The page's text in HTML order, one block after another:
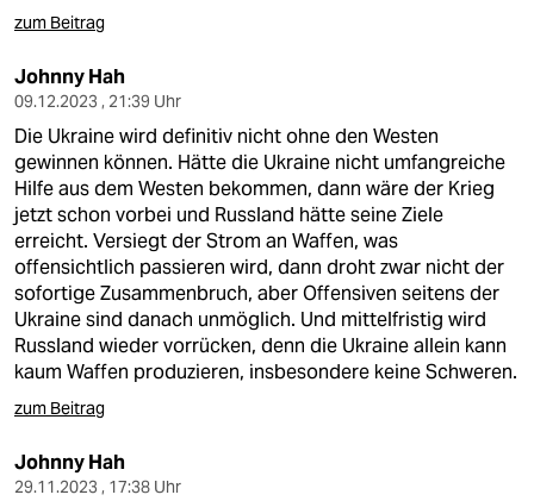
zum Beitrag
Johnny Hah
09.12.2023 , 21:39 Uhr
Die Ukraine wird definitiv nicht ohne den Westen
gewinnen können. Hätte die Ukraine nicht umfangreiche
Hilfe aus dem Westen bekommen, dann wäre der Krieg
jetzt schon vorbei und Russland hätte seine Ziele
erreicht. Versiegt der Strom an Waffen, was
offensichtlich passieren wird, dann droht zwar nicht der
sofortige Zusammenbruch, aber Offensiven seitens der
Ukraine sind danach unmöglich. Und mittelfristig wird
Russland wieder vorrücken, denn die Ukraine allein kann
kaum Waffen produzieren, insbesondere keine Schweren.
zum Beitrag
Johnny Hah
29.11.2023 , 17:38 Uhr